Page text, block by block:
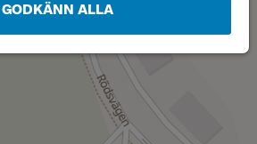
GODKÄNN ALLA